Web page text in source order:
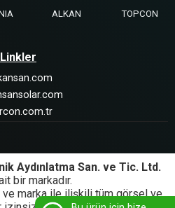
ALKAN
TOPCON
Linkler
Aydınlatma San. ve Tic. Ltd.
bir markadır.
ve marka ile ilişkili tüm görsel ve